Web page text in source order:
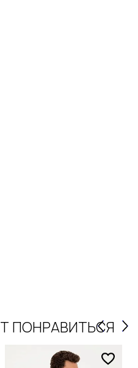
ПОНРАВИТЬСЯ